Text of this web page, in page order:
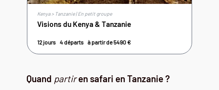
Kenya > Tanzanie | En petit groupe
Visions du Kenya & Tanzanie
12 jours 4 départs à partir de5490€
Quand partiren safari en Tanzanie ?